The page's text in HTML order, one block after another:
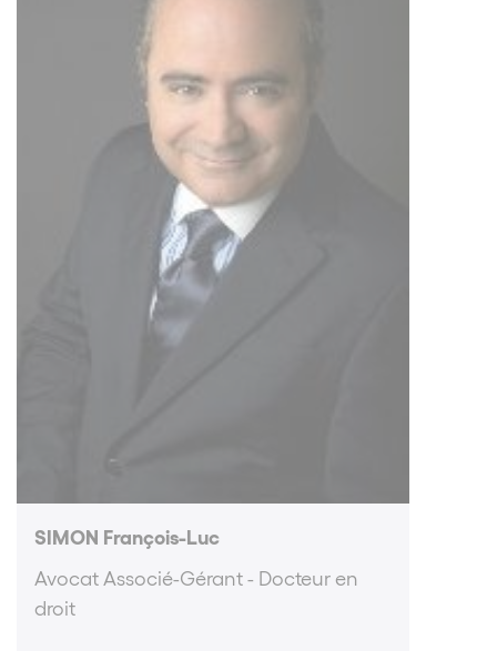
SIMON François-Luc
Avocat Associé-Gérant - Docteur en
droit